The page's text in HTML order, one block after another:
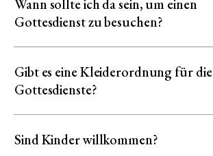
Wann sollte ich da sein, um einen
Gottesdienst zu besuchen?
Gibt es eine Kleiderordnung für die
Gottesdienste?
Sind Kinder willkommen?